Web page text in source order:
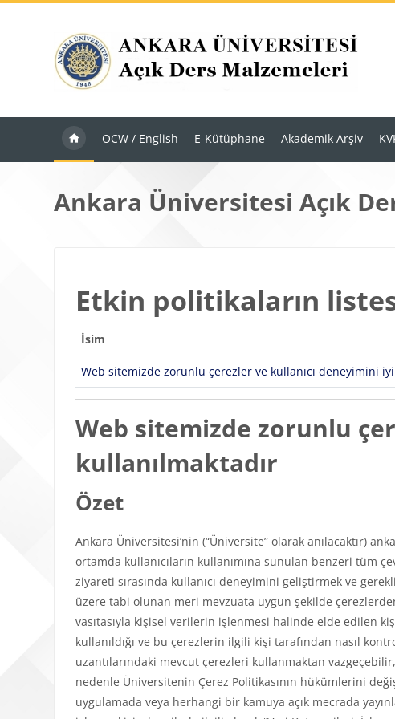
OCW / English E-Kütüphane Akademik Arşiv
Ankara Üniversitesi Açık
Etkin politikaların
İsim
Web sitemizde zorunlu çerezler ve kullanıcı deneyimini
Web sitemizde zorunlu
kullanılmaktadır
Özet
Ankara Üniversitesi’nin (“Üniversite” olarak anılacaktır)
ortamda kullanıcıların kullanımına sunulan benzeri tüm
ziyareti sırasında kullanıcı deneyimini geliştirmek ve
üzere tabi olunan meri mevzuata uygun şekilde
vasıtasıyla kişisel verilerin işlenmesi halinde elde edilen
kullanıldığı ve bu çerezlerin ilgili kişi tarafından nasıl
uzantılarındaki mevcut çerezleri kullanmaktan
nedenle Üniversitenin Çerez Politikasının hükümlerini
uygulamada veya herhangi bir kamuya açık mecrada